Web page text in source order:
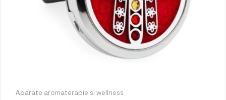
Aparate aromaterapie si wellness